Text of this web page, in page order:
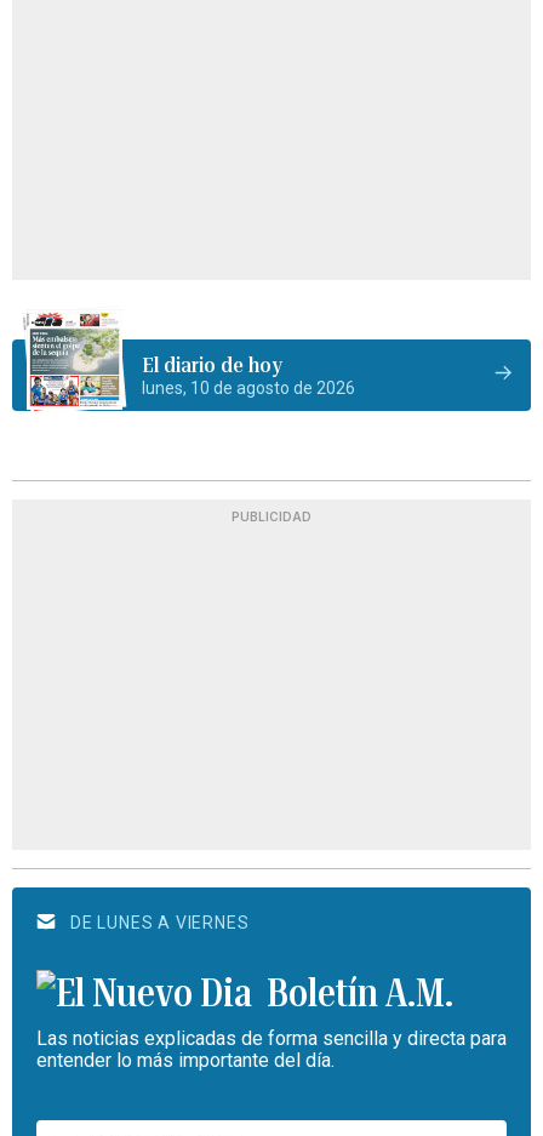
El diario de hoy
lunes, 10 de agosto de 2026
PUBLICIDAD
DE LUNES A VIERNES
Boletín A.M.
Las noticias explicadas de forma sencilla y directa para
entender lo más importante del día.